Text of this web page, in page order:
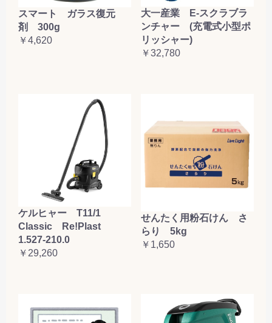
スマート ガラス復元
剤 300g
￥4,620
大一産業 E-スクラブラ
ンチャー (充電式小型ポ
リッシャー)
￥32,780
ケルヒャー T11/1
Classic Re!Plast
1.527-210.0
￥29,260
せんたく用粉石けん さ
らり 5kg
￥1,650